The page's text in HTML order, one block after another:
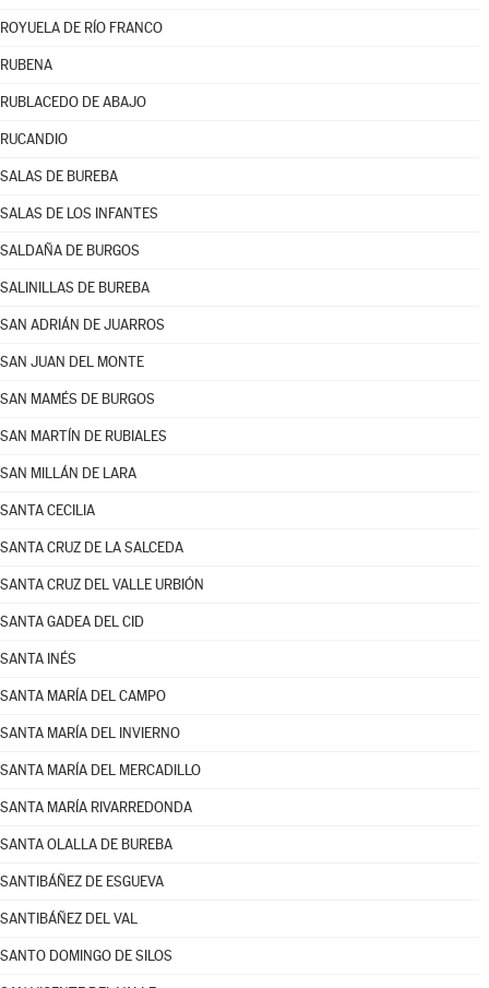
ROYUELA DE RÍO FRANCO
RUBENA
RUBLACEDO DE ABAJO
RUCANDIO
SALAS DE BUREBA
SALAS DE LOS INFANTES
SALDAÑA DE BURGOS
SALINILLAS DE BUREBA
SAN ADRIÁN DE JUARROS
SAN JUAN DEL MONTE
SAN MAMÉS DE BURGOS
SAN MARTÍN DE RUBIALES
SAN MILLÁN DE LARA
SANTA CECILIA
SANTA CRUZ DE LA SALCEDA
SANTA CRUZ DEL VALLE URBIÓN
SANTA GADEA DEL CID
SANTA INÉS
SANTA MARÍA DEL CAMPO
SANTA MARÍA DEL INVIERNO
SANTA MARÍA DEL MERCADILLO
SANTA MARÍA RIVARREDONDA
SANTA OLALLA DE BUREBA
SANTIBÁÑEZ DE ESGUEVA
SANTIBÁÑEZ DEL VAL
SANTO DOMINGO DE SILOS